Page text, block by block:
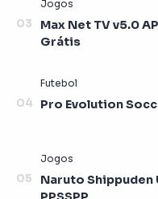
Max Net TV v5.0
Grátis
Pro Evolution
Naruto